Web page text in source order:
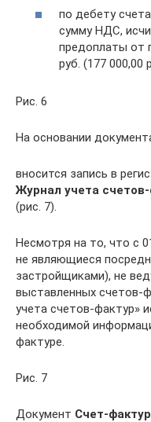
по дебету
сумму НДС,
предоплаты от
руб. (177 000,00
Рис. 6
На основании
вносится запись в
Журнал учета
(рис. 7).
Несмотря на то, что с
не являющиеся
застройщиками), не
выставленных счетов-
учета счетов-фактур»
необходимой
фактуре.
Рис. 7
Документ Счет-